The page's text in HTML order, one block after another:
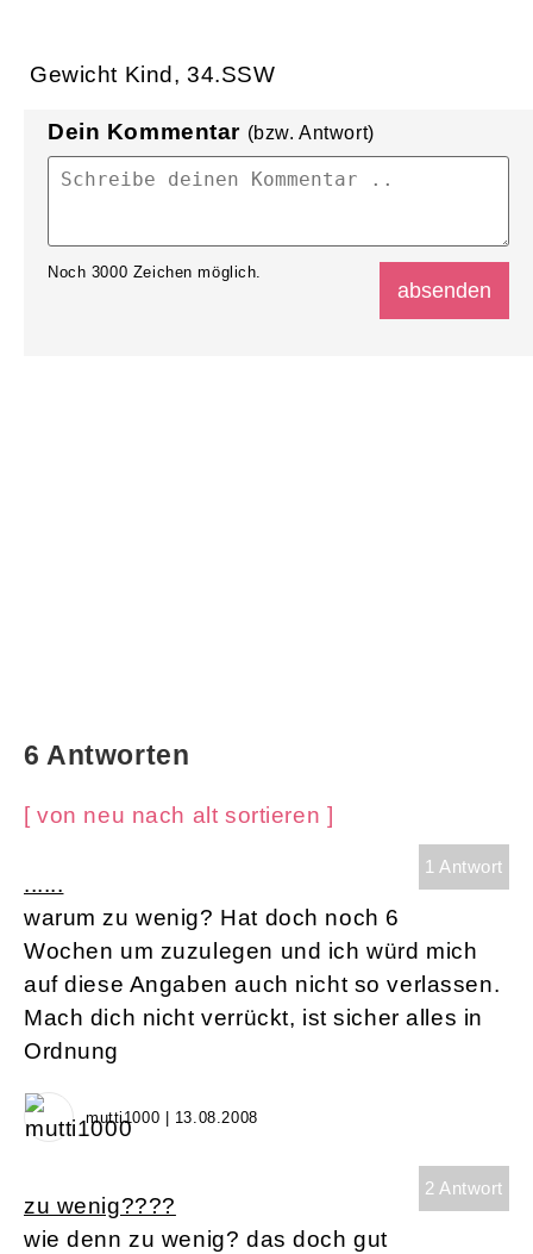
Gewicht Kind, 34.SSW
Dein Kommentar (bzw. Antwort)
Noch 3000 Zeichen möglich.
6 Antworten
[ von neu nach alt sortieren ]
1 Antwort
......
warum zu wenig? Hat doch noch 6
Wochen um zuzulegen und ich würd mich
auf diese Angaben auch nicht so verlassen.
Mach dich nicht verrückt, ist sicher alles in
Ordnung
mutti1000 | 13.08.2008
2 Antwort
zu wenig????
wie denn zu wenig? das doch gut